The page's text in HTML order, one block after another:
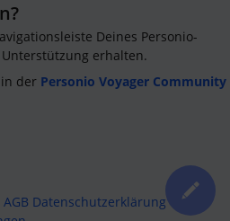
Deines Personio-
erhalten.
der Personio Voyager Community
AGB Datenschutzerklärung